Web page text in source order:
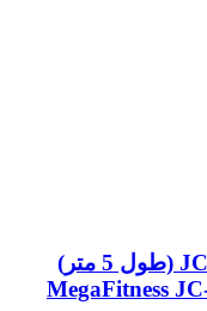
نردبان چابکی مگافیتنس مدل JC-563 (طول 5 متر)
MegaFitness